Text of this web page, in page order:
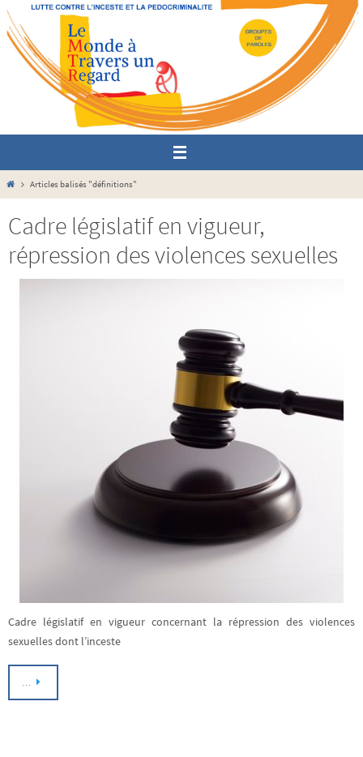
Passer
vers
contenu
HomeArticles balisés "définitions"
Cadre législatif en vigueur,
répression des violences sexuelles
Cadre législatif en vigueur concernant la répression des violences
sexuelles dont l’inceste
…